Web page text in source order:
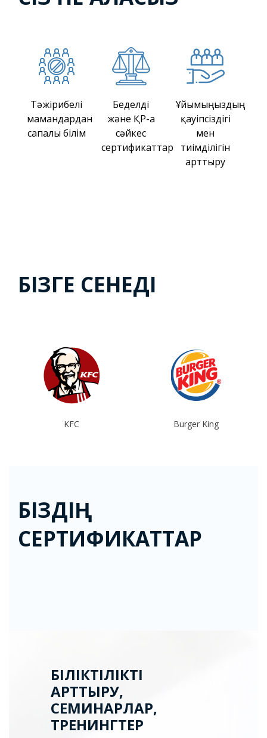
Тәжірибелі
мамандардан
сапалы білім
Беделді
және ҚР-ға
сәйкес
сертификаттар
Ұйымыңыздың
қауіпсіздігі
мен
тиімділігін
арттыру
БІЗГЕ СЕНЕДІ
Burger King CostaCoffe
БІЗДІҢ
СЕРТИФИКАТТАР
БІЛІКТІЛІКТІ
АРТТЫРУ,
СЕМИНАРЛАР,
ТРЕНИНГТЕР